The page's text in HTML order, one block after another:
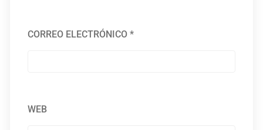
CORREO ELECTRÓNICO*
WEB